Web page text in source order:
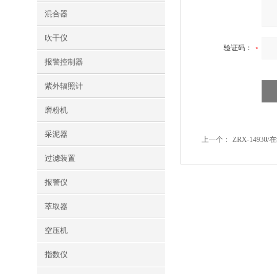
混合器
吹干仪
报警控制器
紫外辐照计
磨粉机
采泥器
过滤装置
报警仪
萃取器
空压机
指数仪
验证码：
上一个： ZRX-14930/